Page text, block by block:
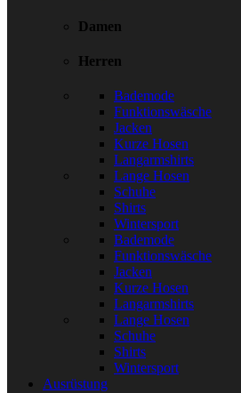
Damen
Herren
Bademode
Funktionswäsche
Jacken
Kurze Hosen
Langarmshirts
Lange Hosen
Schuhe
Shirts
Wintersport
Bademode
Funktionswäsche
Jacken
Kurze Hosen
Langarmshirts
Lange Hosen
Schuhe
Shirts
Wintersport
Ausrüstung